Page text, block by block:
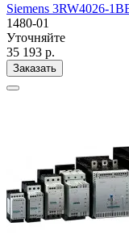
Siemens 3RW4026-
1480-01
Уточняйте
35 193 р.
Заказать